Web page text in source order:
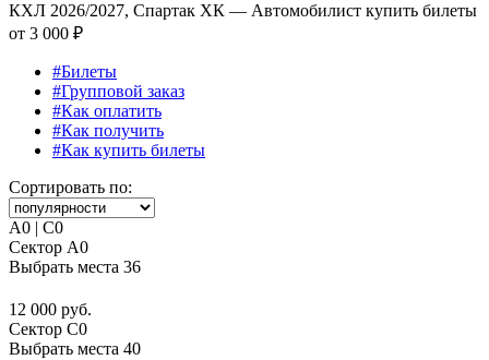
КХЛ 2026/2027, Спартак ХК — Автомобилист купить билеты
от 3 000 ₽
#Билеты
#Групповой заказ
#Как оплатить
#Как получить
#Как купить билеты
Сортировать по:
A0 | C0
Сектор A0
Выбрать места 36
12 000 руб.
Сектор C0
Выбрать места 40